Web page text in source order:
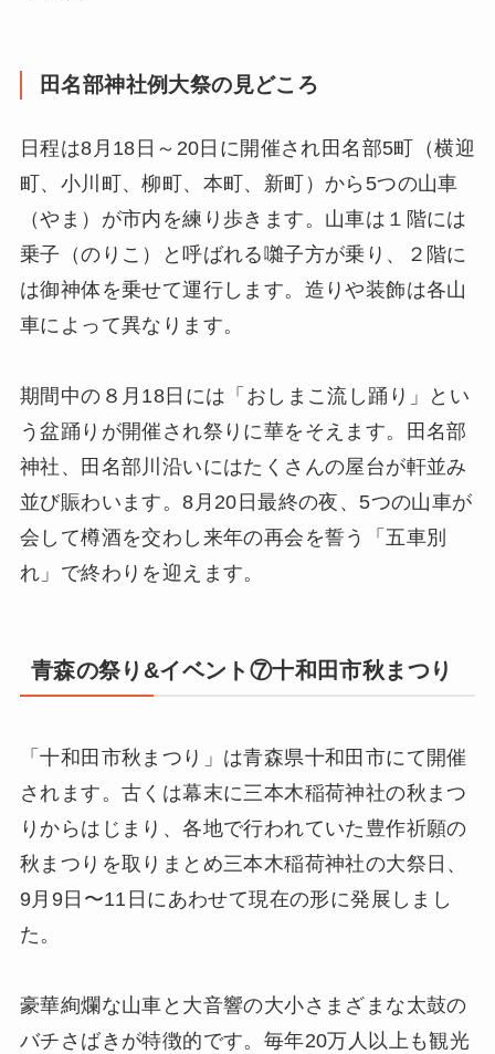
田名部神社例大祭の見どころ
日程は8月18日～20日に開催され田名部5町（横迎
町、小川町、柳町、本町、新町）から5つの山車
（やま）が市内を練り歩きます。山車は１階には
乗子（のりこ）と呼ばれる囃子方が乗り、２階に
は御神体を乗せて運行します。造りや装飾は各山
車によって異なります。
期間中の８月18日には「おしまこ流し踊り」とい
う盆踊りが開催され祭りに華をそえます。田名部
神社、田名部川沿いにはたくさんの屋台が軒並み
並び賑わいます。8月20日最終の夜、5つの山車が
会して樽酒を交わし来年の再会を誓う「五車別
れ」で終わりを迎えます。
青森の祭り&イベント⑦十和田市秋まつり
「十和田市秋まつり」は青森県十和田市にて開催
されます。古くは幕末に三本木稲荷神社の秋まつ
りからはじまり、各地で行われていた豊作祈願の
秋まつりを取りまとめ三本木稲荷神社の大祭日、
9月9日〜11日にあわせて現在の形に発展しまし
た。
豪華絢爛な山車と大音響の大小さまざまな太鼓の
バチさばきが特徴的です。毎年20万人以上も観光